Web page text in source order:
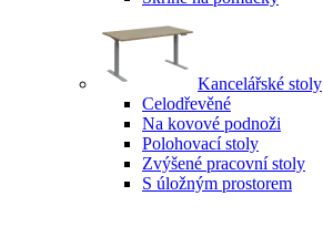
Kancelářské stoly
Celodřevěné
Na kovové podnoži
Polohovací stoly
Zvýšené pracovní stoly
S úložným prostorem